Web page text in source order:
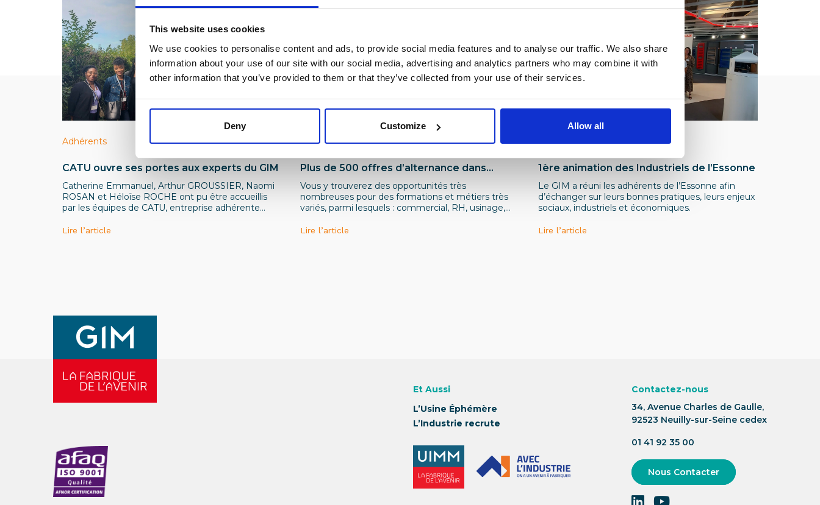
This website uses cookies
We use cookies to personalise content and ads, to provide social media features and to analyse our traffic. We also share
information about your use of our site with our social media, advertising and analytics partners who may combine it with
other information that you’ve provided to them or that they’ve collected from your use of their services.
Deny Customize Allow all
Adhérents
CATU ouvre ses portes aux experts du GIM
Catherine Emmanuel, Arthur GROUSSIER, Naomi
ROSAN et Héloïse ROCHE ont pu être accueillis
par les équipes de CATU, entreprise adhérente
Lire l’article
Institutionnel
Plus de 500 offres d’alternance dans
l’industrie de la branche Métallurgique en
Île-de-France sur le site L’Industrie Recrute
!
Vous y trouverez des opportunités très
nombreuses pour des formations et métiers très
variés, parmi lesquels : commercial, RH, usinage,
automatisme, gestion de projets, etc.
Lire l’article
Institutionnel
1ère animation des Industriels de l’Essonne
Le GIM a réuni les adhérents de l’Essonne afin
d’échanger sur leurs bonnes pratiques, leurs enjeux
sociaux, industriels et économiques.
Lire l’article
Et Aussi
L’Usine Éphémère
L’Industrie recrute
Contactez-nous
34, Avenue Charles de Gaulle,
92523 Neuilly-sur-Seine cedex
01 41 92 35 00
Nous Contacter